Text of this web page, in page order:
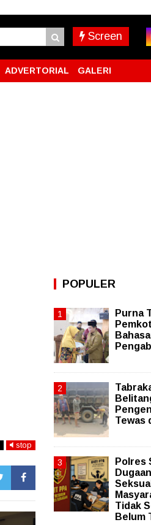
Screen
ADVERTORIAL GALERI
stop
POPULER
Purna
Tewas
Polres
Tidak
Belum